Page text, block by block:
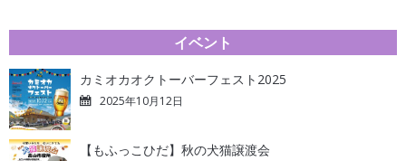
イベント
カミオカオクトーバーフェスト2025
2025年10月12日
【もふっこひだ】秋の犬猫譲渡会